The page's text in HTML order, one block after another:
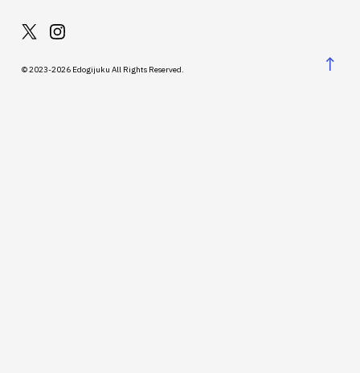
↑
© 2023-2026 Edogijuku All Rights Reserved.